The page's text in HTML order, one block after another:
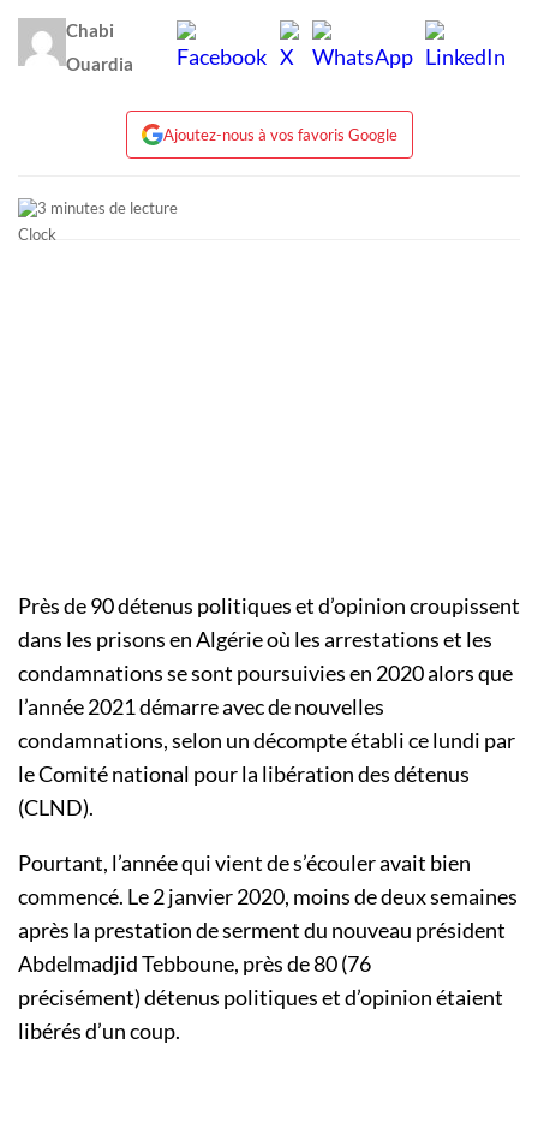
Chabi
Ouardia
Ajoutez-nous à vos favoris Google
3 minutes de lecture
Près de 90 détenus politiques et d’opinion croupissent
dans les prisons en Algérie où les arrestations et les
condamnations se sont poursuivies en 2020 alors que
l’année 2021 démarre avec de nouvelles
condamnations, selon un décompte établi ce lundi par
le Comité national pour la libération des détenus
(CLND).
Pourtant, l’année qui vient de s’écouler avait bien
commencé. Le 2 janvier 2020, moins de deux semaines
après la prestation de serment du nouveau président
Abdelmadjid Tebboune, près de 80 (76
précisément)détenus politiques et d’opinion étaient
libérés d’un coup.